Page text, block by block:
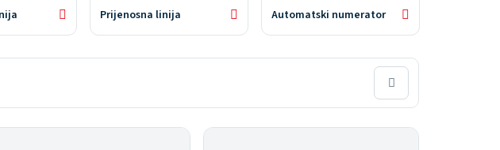
Prijenosna linija Automatski numerator